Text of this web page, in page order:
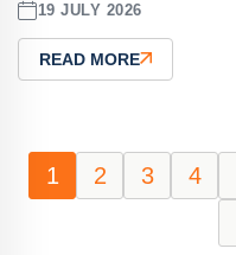
19 JULY 2026
READ MORE
1 2 3 4